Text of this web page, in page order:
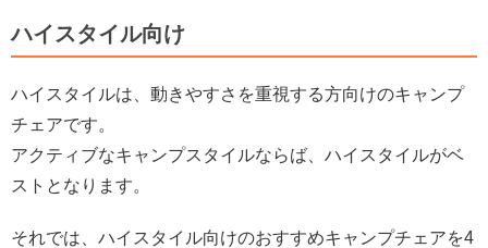
ハイスタイル向け
ハイスタイルは、動きやすさを重視する方向けのキャンプ
チェアです。
アクティブなキャンプスタイルならば、ハイスタイルがベ
ストとなります。
それでは、ハイスタイル向けのおすすめキャンプチェアを4